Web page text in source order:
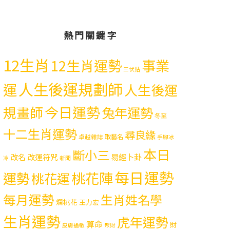
熱門關鍵字
12生肖 12生肖運勢 三伏貼 事業
運人生後運規劃師人生後運
規畫師今日運勢兔年運勢冬至
十二生肖運勢卓越雜誌 取藝名 尋良緣 手腳冰
冷 改名 改運符咒 新聞 斷小三易經卜卦本日
運勢桃花運桃花陣每日運勢
每月運勢 爛桃花 王力宏 生肖姓名學
生肖運勢 皮膚過敏 算命 聚財 虎年運勢 財